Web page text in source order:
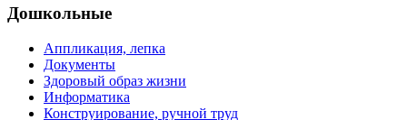
Дошкольные
Аппликация, лепка
Документы
Здоровый образ жизни
Информатика
Конструирование, ручной труд